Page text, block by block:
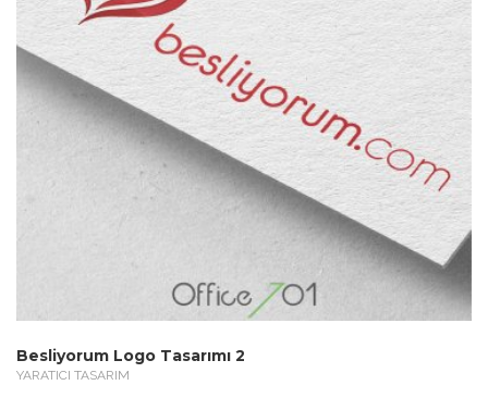
Besliyorum Logo Tasarımı 2
YARATICI TASARIM